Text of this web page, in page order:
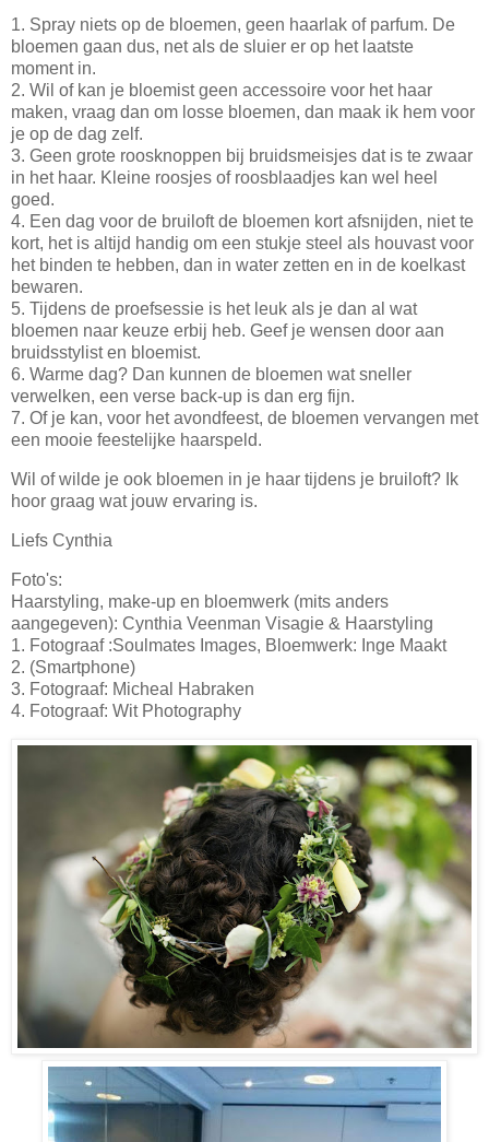
1. Spray niets op de bloemen, geen haarlak of parfum. De
bloemen gaan dus, net als de sluier er op het laatste
moment in.
2. Wil of kan je bloemist geen accessoire voor het haar
maken, vraag dan om losse bloemen, dan maak ik hem voor
je op de dag zelf.
3. Geen grote roosknoppen bij bruidsmeisjes dat is te zwaar
in het haar. Kleine roosjes of roosblaadjes kan wel heel
goed.
4. Een dag voor de bruiloft de bloemen kort afsnijden, niet te
kort, het is altijd handig om een stukje steel als houvast voor
het binden te hebben, dan in water zetten en in de koelkast
bewaren.
5. Tijdens de proefsessie is het leuk als je dan al wat
bloemen naar keuze erbij heb. Geef je wensen door aan
bruidsstylist en bloemist.
6. Warme dag? Dan kunnen de bloemen wat sneller
verwelken, een verse back-up is dan erg fijn.
7. Of je kan, voor het avondfeest, de bloemen vervangen met
een mooie feestelijke haarspeld.
Wil of wilde je ook bloemen in je haar tijdens je bruiloft? Ik
hoor graag wat jouw ervaring is.
Liefs Cynthia
Foto's:
Haarstyling, make-up en bloemwerk (mits anders
aangegeven): Cynthia Veenman Visagie & Haarstyling
1. Fotograaf :Soulmates Images, Bloemwerk: Inge Maakt
2. (Smartphone)
3. Fotograaf: Micheal Habraken
4. Fotograaf: Wit Photography